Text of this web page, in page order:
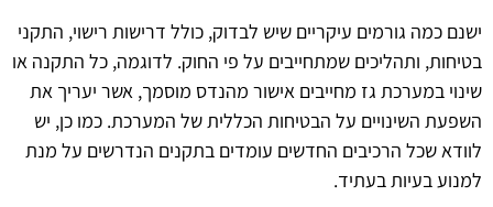
ישנם כמה גורמים עיקריים שיש לבדוק, כולל דרישות רישוי, התקני
בטיחות, ותהליכים שמתחייבים על פי החוק. לדוגמה, כל התקנה או
שינוי במערכת גז מחייבים אישור מהנדס מוסמך, אשר יעריך את
השפעת השינויים על הבטיחות הכללית של המערכת. כמו כן, יש
לוודא שכל הרכיבים החדשים עומדים בתקנים הנדרשים על מנת
למנוע בעיות בעתיד.